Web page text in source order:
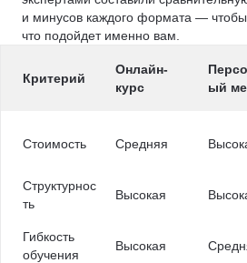
и минусов каждого формата — чтобы
что подойдет именно вам.
Критерий
Онлайн-
курс
ый
Стоимость Средняя
Структурнос
ть
Высокая
Гибкость
обучения
Высокая